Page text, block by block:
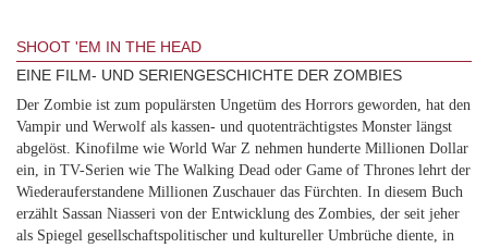
SHOOT 'EM IN THE HEAD
EINE FILM- UND SERIENGESCHICHTE DER ZOMBIES
Der Zombie ist zum populärsten Ungetüm des Horrors geworden, hat den
Vampir und Werwolf als kassen- und quotenträchtigstes Monster längst
abgelöst. Kinofilme wie World War Z nehmen hunderte Millionen Dollar
ein, in TV-Serien wie The Walking Dead oder Game of Thrones lehrt der
Wiederauferstandene Millionen Zuschauer das Fürchten. In diesem Buch
erzählt Sassan Niasseri von der Entwicklung des Zombies, der seit jeher
als Spiegel gesellschaftspolitischer und kultureller Umbrüche diente, in